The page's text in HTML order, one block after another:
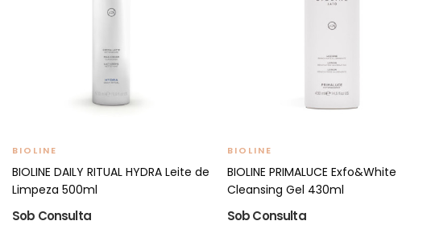
BIOLINE
BIOLINE DAILY RITUAL HYDRA Leite de
Limpeza 500ml
Sob Consulta
BIOLINE
BIOLINE PRIMALUCE Exfo&White
Cleansing Gel 430ml
Sob Consulta